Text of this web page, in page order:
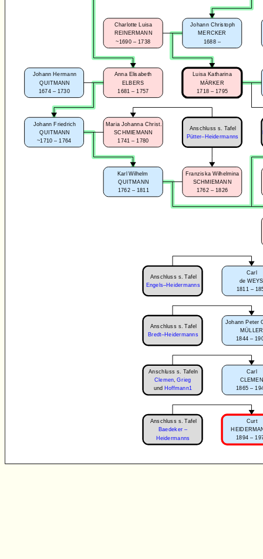
Luisa Katharina
MÄRKER
1718 – 1795
Johann Christoph
MERCKER
1688 –
Charlotte Luisa
REINERMANN
~1690 – 1738
Carl
de WEYS
1811 –
Johann Peter
MÜLLER
1844 –
Carl
CLEMEN
1865 –
Curt
1894 –
Anna Elisabeth
ELBERS
1681 – 1757
Johann Hermann
QUITMANN
1674 – 1730
Maria Johanna Christ.
SCHMIEMANN
1741 – 1780
Johann Friedrich
QUITMANN
~1710 – 1764
Karl Wilhelm
QUITMANN
1762 – 1811
Franziska Wilhelmina
SCHMIEMANN
1762 – 1826
Anschluss s. Tafel
Engels–Heidermanns
Anschluss s. Tafel
Bredt–Heidermanns
Anschluss s. Tafel
Pütter–Heidermanns
Anschluss s. Tafeln
Clemen,Grieg
und Hoffmann1
Anschluss s. Tafel
Baedeker –
Heidermanns